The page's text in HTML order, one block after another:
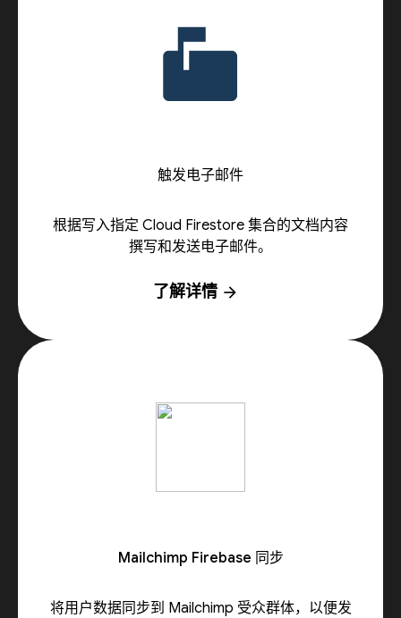
触发电子邮件
根据写入指定 Cloud Firestore 集合的文档内容
撰写和发送电子邮件。
了解详情 arrow_forward
Mailchimp Firebase 同步
将用户数据同步到 Mailchimp 受众群体，以便发